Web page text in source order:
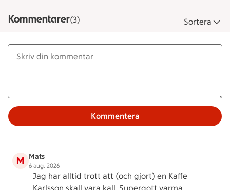
Kommentarer(3) Sortera
Kommentera
M Mats
6 aug. 2026
Jag har alltid trott att (och gjort) en Kaffe